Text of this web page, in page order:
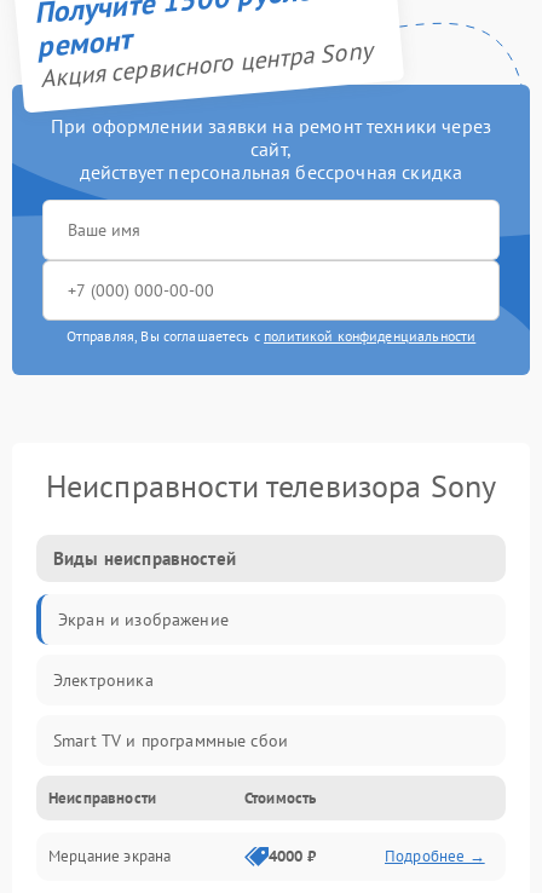
ремонт
Акция сервисного центра Sony
При оформлении заявки на ремонт техники через
сайт,
действует персональная бессрочная скидка
Отправляя, Вы соглашаетесь с политикой конфиденциальности
Неисправности телевизора Sony
Виды неисправностей
Экран и изображение
Электроника
Smart TV и программные сбои
Питание и запуск
Подсветка и LED-модули
Неисправности Стоимость
Мерцание экрана 4000 ₽ Подробнее →